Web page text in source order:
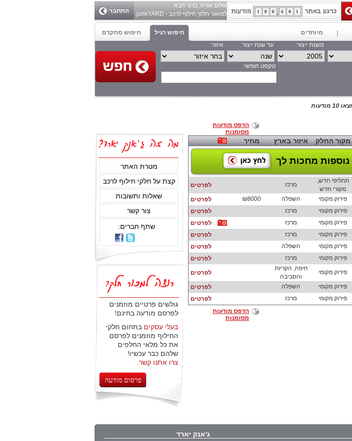
1
0
6
0
8
1
שלום אורח, ברוך הבא
למאגר חלקי חילוף לרכב - junkYARD.
התחבר
חיפוש מתקדם חיפוש רגיל
מיוחדים
משנת ייצור: עד שנת ייצור: איזור:
טקסט חופשי:
10 מודעות
הדפס מודעות
מסומנות
מקור החלק איזור בארץ מחיר
מחכות לך
תחליפי חדש,
מקורי חדש
מרכז
לפרטים
פירוק מקומי השפלה ₪8000
לפרטים
פירוק מקומי מרכז
לפרטים
פירוק מקומי מרכז
לפרטים
פירוק מקומי מרכז
לפרטים
פירוק מקומי השפלה
לפרטים
פירוק מקומי מרכז
לפרטים
פירוק מקומי
חיפה, הקריות
והסביבה
לפרטים
פירוק מקומי השפלה
לפרטים
פירוק מקומי מרכז
לפרטים
הדפס מודעות
מסומנות
מטרת האתר
קצת על חלקי חילוף לרכב
שאלות ותשובות
צור קשר
שתף חברים:
גולשים פרטיים מוזמנים
לפרסם מודעה בחינם!
בעלי עסקים בתחום חלקי
החילוף מוזמנים לפרסם
את כל מלאי החלפים
שלהם כבר עכשיו!
צרו אתנו קשר
פרסום מודעה
ג'אנק יארד